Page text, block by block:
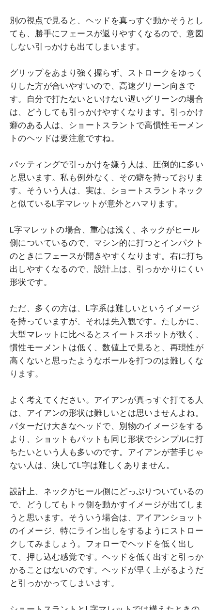
別の視点で見ると、ヘッドを真っすぐ動かそうとし
ても、勝手にフェースが返りやすくなるので、意図
しない引っかけも出てしまいます。
グリップをあまり強く握らず、ストロークをゆっく
りした方が合いやすいので、高速グリーン向きで
す。自分で打たないといけない遅いグリーンの場合
は、どうしても引っかけやすくなります。引っかけ
癖のある人は、ショートスラントで高慣性モーメン
トのヘッドは要注意ですね。
パッティングで引っかけを嫌う人は、圧倒的に多い
と思います。私も例外なく、その癖を持っておりま
す。そういう人は、実は、ショートスラントネック
と似ているL字マレットが意外とハマります。
L字マレットの場合、重心は浅く、ネックがヒール
側についているので、マシン的に打つとインパクト
のときにフェースが開きやすくなります。右に打ち
出しやすくなるので、設計上は、引っかかりにくい
形状です。
ただ、多くの方は、L字系は難しいというイメージ
を持っていますが、それは先入観です。たしかに、
大型マレットに比べるとスイートスポットが狭く、
慣性モーメントは低く、数値上で見ると、再現性が
高くないと思ったようなボールを打つのは難しくな
ります。
よく考えてください。アイアンが真っすぐ打てる人
は、アイアンの形状は難しいとは思いませんよね。
パターだけ大きなヘッドで、別物のイメージをする
より、ショットもパットも同じ形状でシンプルに打
ちたいという人も多いのです。アイアンが苦手じゃ
ない人は、決してL字は難しくありません。
設計上、ネックがヒール側にどっぷりついているの
で、どうしてもトゥ側を動かすイメージが出てしま
うと思います。そういう場合は、アイアンショット
のイメージ、特にライン出しをするようにストロー
クしてみましょう。フォローでヘッドを低く出し
て、押し込む感覚です。ヘッドを低く出すと引っか
かることはないのです。ヘッドが早く上がるようだ
と引っかかってしまいます。